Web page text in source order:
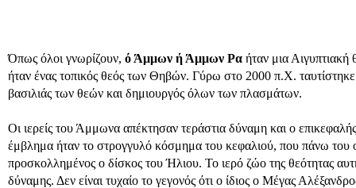
Όπως όλοι γνωρίζουν, ό Άμμων ή Άμμων Ρα ήταν μια Αιγυπτιακή
ήταν ένας τοπικός θεός των Θηβών. Γύρω στο 2000 π.Χ.
βασιλιάς των θεών και δημιουργός όλων των πλασμάτων.
Οι ιερείς του Άμμωνα απέκτησαν τεράστια δύναμη και ο
έμβλημα ήταν το στρογγυλό κόσμημα του κεφαλιού, που πάνω
προσκολλημένος ο δίσκος του Ήλιου. Το ιερό ζώο της θεότητας
δύναμης. Δεν είναι τυχαίο το γεγονός ότι ο ίδιος ο Μέγας